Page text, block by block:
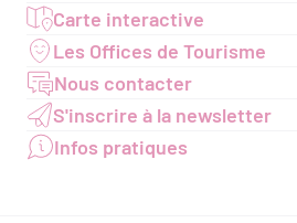
Carte interactive
Les Offices de Tourisme
Nous contacter
S'inscrire à la newsletter
Infos pratiques